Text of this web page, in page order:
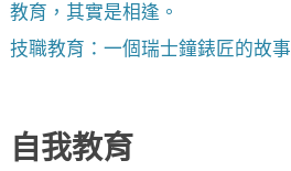
教育，其實是相逢。
技職教育：一個瑞士鐘錶匠的故事
自我教育